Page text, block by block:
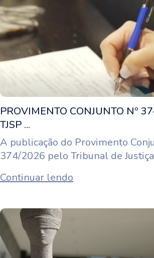
PROVIMENTO CONJUNTO Nº
TJSP ...
A publicação do Provimento
374/2026 pelo Tribunal de Justiça
Continuar lendo